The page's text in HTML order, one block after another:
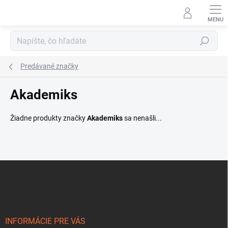
Hľadať
Predávané značky
Akademiks
Žiadne produkty značkyAkademikssa nenašli...
INFORMÁCIE PRE VÁS